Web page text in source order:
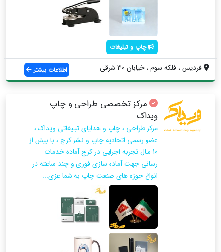
چاپ و تبلیغات
فردیس ، فلکه سوم ، خیابان 30 شرقی اطلاعات بیشتر
مرکز تخصصی طراحی و چاپ
ویداک
مرکز طراحی ، چاپ و هدایای تبلیغاتی ویداک ،
عضو رسمی اتحادیه چاپ و نشر کرج ، با بیش از
10 سال تجربه اجرایی در کرج آماده خدمات
رسانی جهت آماده سازی فوری و چند ساعته در
انواع حوزه های صنعت چاپ به شما عزی...